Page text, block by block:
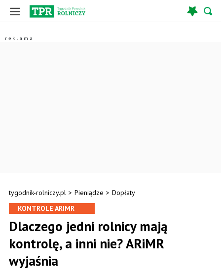
tygodnik-rolniczy.pl > Pieniądze > Dopłaty
KONTROLE ARIMR
Dlaczego jedni rolnicy mają
kontrolę, a inni nie? ARiMR
wyjaśnia